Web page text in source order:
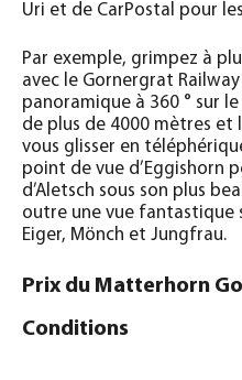
Uri et de CarPostal pour
Par exemple, grimpez à
avec le Gornergrat
panoramique à 360 ° sur
de plus de 4000 mètres et
vous glisser en
point de vue d’Eggishorn
d’Aletsch sous son plus
outre une vue fantastique
Eiger, Mönch et Jungfrau.
Prix du Matterhorn
Conditions